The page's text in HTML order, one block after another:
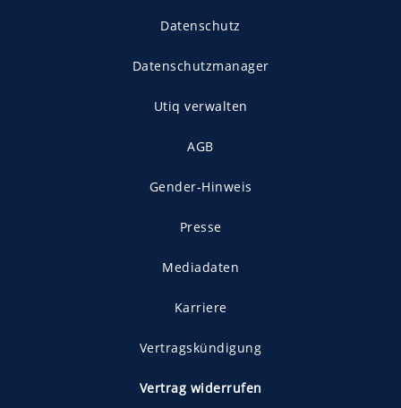
Datenschutz
Datenschutzmanager
Utiq verwalten
AGB
Gender-Hinweis
Presse
Mediadaten
Karriere
Vertragskündigung
Vertrag widerrufen